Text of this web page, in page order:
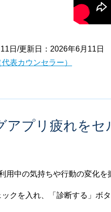
日/更新日：2026年6月11日
表カウンセラー）
アプリ疲れを
用中の気持ちや行動の変化
クを入れ、「診断する」ボ